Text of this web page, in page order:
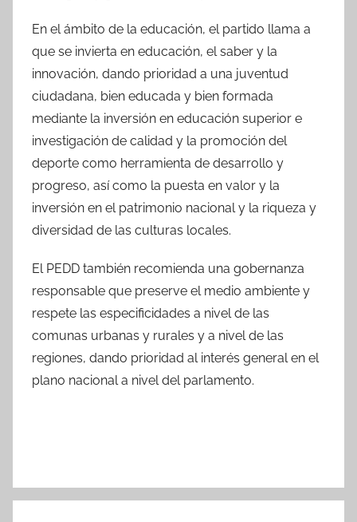
En el ámbito de la educación, el partido llama a
que se invierta en educación, el saber y la
innovación, dando prioridad a una juventud
ciudadana, bien educada y bien formada
mediante la inversión en educación superior e
investigación de calidad y la promoción del
deporte como herramienta de desarrollo y
progreso, así como la puesta en valor y la
inversión en el patrimonio nacional y la riqueza y
diversidad de las culturas locales.
El PEDD también recomienda una gobernanza
responsable que preserve el medio ambiente y
respete las especificidades a nivel de las
comunas urbanas y rurales y a nivel de las
regiones, dando prioridad al interés general en el
plano nacional a nivel del parlamento.